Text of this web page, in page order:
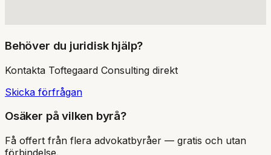
Behöver du juridisk hjälp?
Kontakta Toftegaard Consulting direkt
Skicka förfrågan
Osäker på vilken byrå?
Få offert från flera advokatbyråer — gratis och utan
förbindelse.